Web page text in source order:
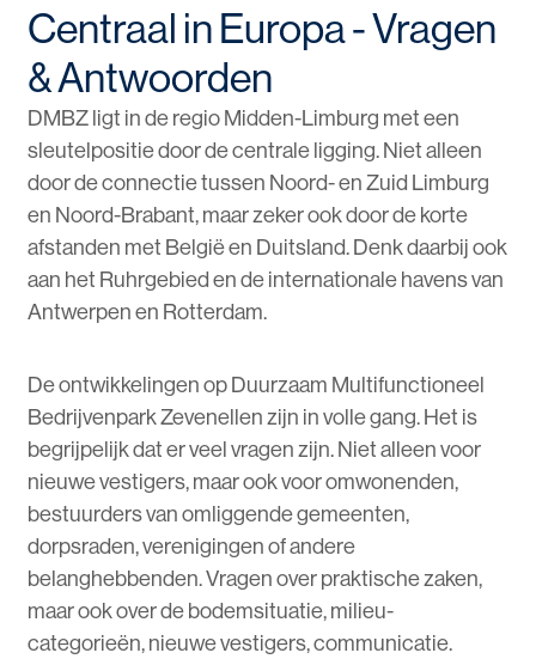
Centraal in Europa - Vragen
& Antwoorden
DMBZ ligt in de regio Midden-Limburg met een
sleutelpositie door de centrale ligging. Niet alleen
door de connectie tussen Noord- en Zuid Limburg
en Noord-Brabant, maar zeker ook door de korte
afstanden met België en Duitsland. Denk daarbij ook
aan het Ruhrgebied en de internationale havens van
Antwerpen en Rotterdam.
De ontwikkelingen op Duurzaam Multifunctioneel
Bedrijvenpark Zevenellen zijn in volle gang. Het is
begrijpelijk dat er veel vragen zijn. Niet alleen voor
nieuwe vestigers, maar ook voor omwonenden,
bestuurders van omliggende gemeenten,
dorpsraden, verenigingen of andere
belanghebbenden. Vragen over praktische zaken,
maar ook over de bodemsituatie, milieu-
categorieën, nieuwe vestigers, communicatie.